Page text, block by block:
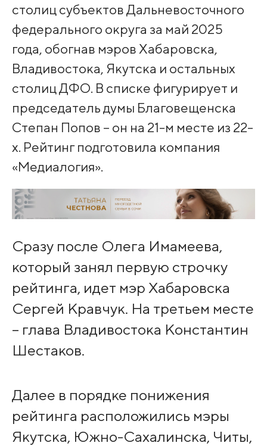
столиц субъектов Дальневосточного
федерального округа за май 2025
года, обогнав мэров Хабаровска,
Владивостока, Якутска и остальных
столиц ДФО. В списке фигурирует и
председатель думы Благовещенска
Степан Попов – он на 21-м месте из 22-
х. Рейтинг подготовила компания
«Медиалогия».
Сразу после Олега Имамеева,
который занял первую строчку
рейтинга, идет мэр Хабаровска
Сергей Кравчук. На третьем месте
– глава Владивостока Константин
Шестаков.
Далее в порядке понижения
рейтинга расположились мэры
Якутска, Южно-Сахалинска, Читы,